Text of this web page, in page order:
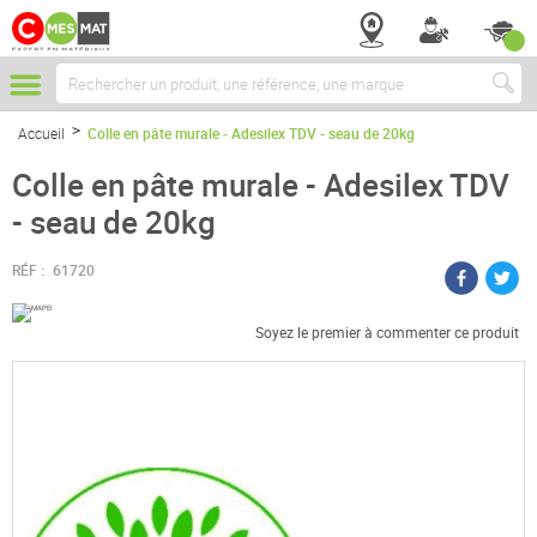
Chercher
Accueil Colle en pâte murale - Adesilex TDV - seau de 20kg
Colle en pâte murale - Adesilex TDV
- seau de 20kg
RÉF : 61720
Soyez le premier à commenter ce produit
Passer